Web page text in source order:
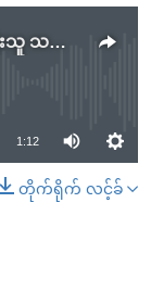
အမေရိကန်မှာ ကိုဗစ်ကာကွယ်ဆေး ထိုးပြီးသူ သန်း ၃၀၀ ပြည့်
1:12
တိုက်ရိုက် လင့်ခ်